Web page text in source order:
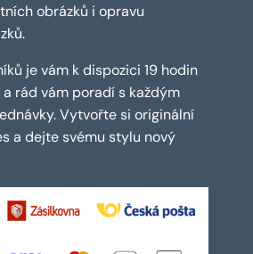
obrázků i opravu
je vám k dispozici 19 hodin
rád vám poradí s každým
Vytvořte si originální
a dejte svému stylu nový